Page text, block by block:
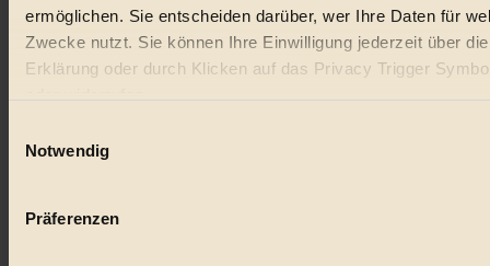
ermöglichen. Sie entscheiden darüber, wer Ihre Daten für
Zwecke nutzt. Sie können Ihre Einwilligung jederzeit über
Erklärung oder durch Klicken auf das Privacy Trigger
Wenn Sie es erlauben, würden wir auch gerne:
Ihr Gerät durch aktives Scannen nach bestimmten
Notwendig
Präferenzen
Bio
Vegan